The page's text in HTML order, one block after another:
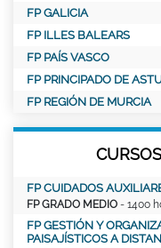
FP GALICIA
FP ILLES BALEARS
FP PAÍS VASCO
FP PRINCIPADO DE
FP REGIÓN DE MURCIA
FP CUIDADOS
FP GRADO MEDIO - 1400
FP GESTIÓN Y
PAISAJÍSTICOS A